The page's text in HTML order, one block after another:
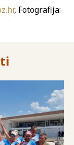
, Fotografija: